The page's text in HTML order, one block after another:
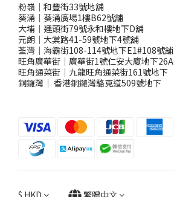
粉嶺｜和豐街33號地舖
葵涌｜葵涌廣場1樓B62號舖
大埔｜運頭街79號永和樓地下D舖
元朗｜大棠路41-59號地下4號舖
荃灣｜海霸街108-114號地下E1#108號舖
旺角廣華街｜廣華街1號仁安大廈地下26A
旺角通菜街｜九龍旺角通菜街161號地下
銅鑼灣 ｜ 香港銅鑼灣駱克道509號地下